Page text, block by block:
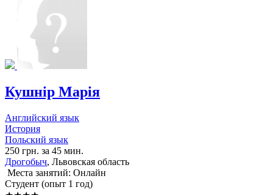
Кушнір Марія
Английский язык
История
Польский язык
250 грн. за 45 мин.
Дрогобыч, Львовская область
Места занятий: Онлайн
Cтудент (опыт 1 год)